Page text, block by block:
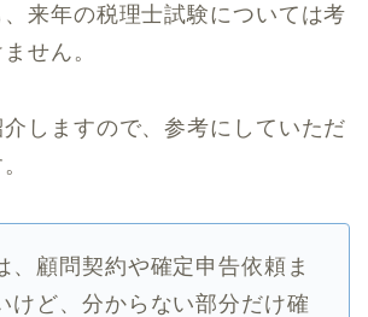
来年の税理士試験については考
せん。
しますので、参考にしていただ
、顧問契約や確定申告依頼ま
けど、分からない部分だけ確